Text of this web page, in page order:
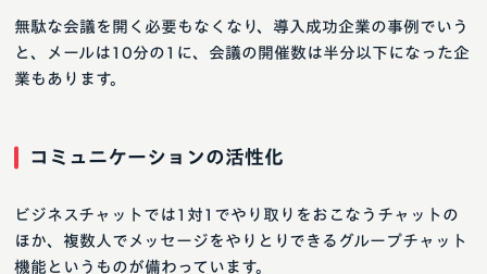
無駄な会議を開く必要もなくなり、導入成功企業の事例でいう
と、メールは10分の1に、会議の開催数は半分以下になった企
業もあります。
コミュニケーションの活性化
ビジネスチャットでは1対1でやり取りをおこなうチャットの
ほか、複数人でメッセージをやりとりできるグループチャット
機能というものが備わっています。